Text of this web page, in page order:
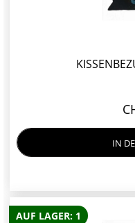
IN
AUF LAGER: 1